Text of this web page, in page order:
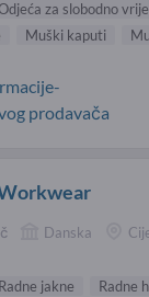
za slobodno
Muški kaputi
prodavača
Danska
Radne jakne Radne